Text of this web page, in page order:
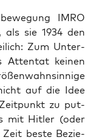
IMRO
sie 1934 den
Zum Unter­
Atten­tat kei­nen
auf die Idee
zu put­
mit Hit­ler (oder
bes­te Bezie­